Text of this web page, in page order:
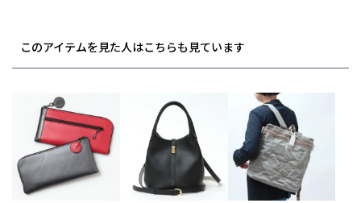
このアイテムを見た人はこちらも見ています